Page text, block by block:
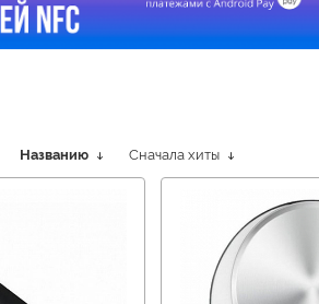
Названию Сначала хиты